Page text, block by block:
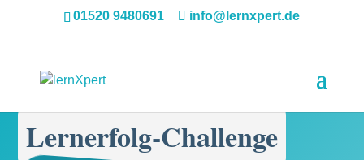
01520 9480691 info@lernxpert.de
Lernerfolg-Challenge